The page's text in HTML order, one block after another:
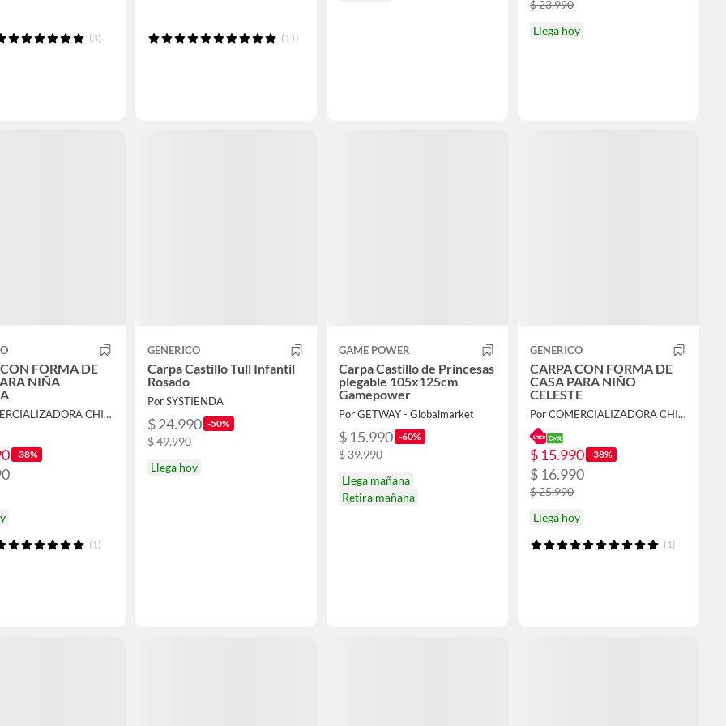
(3) (11)
$ 23.990
Llega hoy
FORMA DE
NIÑA
Por COMERCIALIZADORA CHIQUITITO SPA
-38%
(1)
GENERICO
Carpa Castillo Tull Infantil
Rosado
Por SYSTIENDA
$ 24.990 -50%
$ 49.990
Llega hoy
GAME POWER
Carpa Castillo de Princesas
plegable 105x125cm
Gamepower
Por GETWAY - Globalmarket
$ 15.990 -60%
$ 39.990
Llega mañana
Retira mañana
GENERICO
CARPA CON FORMA DE
CASA PARA NIÑO
CELESTE
Por COMERCIALIZADORA CHIQUITITO SPA
$ 15.990 -38%
$ 16.990
$ 25.990
Llega hoy
(1)